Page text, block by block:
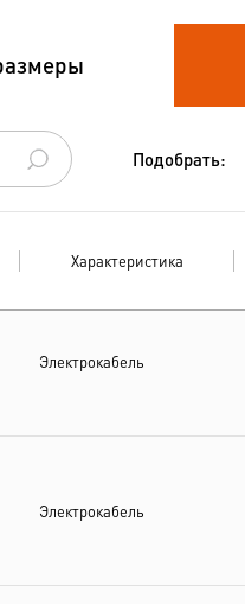
Подобрать:
Характеристика
Электрокабель
Электрокабель